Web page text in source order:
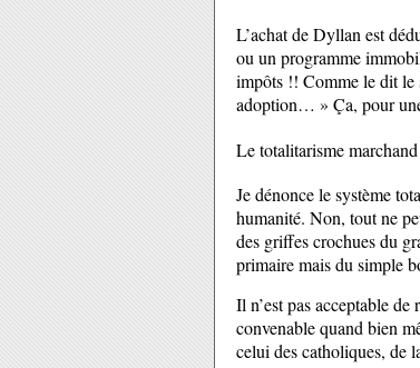
L’achat de Dyllan est
ou un programme
impôts !! Comme le dit le
adoption… » Ça, pour
Le totalitarisme marchand
Je dénonce le système
humanité. Non, tout ne
des griffes crochues du
primaire mais du simple
Il n’est pas acceptable
convenable quand bien
celui des catholiques, de